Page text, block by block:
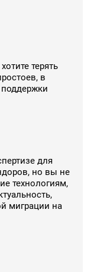
терять
в
поддержки
для
но вы не
технологиям,
миграции на